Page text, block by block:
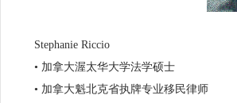
Stephanie Riccio
• 加拿大渥太华大学法学硕士
• 加拿大魁北克省执牌专业移民律师